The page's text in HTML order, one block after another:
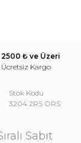
2500 ₺ ve Üzeri
Ücretsiz Kargo
Stok Kodu
3204 2RS ORS
Sabit